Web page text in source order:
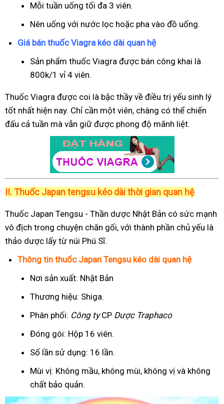
Mỗi tuần uống tối đa 3 viên.
Nên uống với nước lọc hoặc pha vào đồ uống.
Giá bán thuốc Viagra kéo dài quan hệ
Sản phẩm thuốc Viagra được bán công khai là
800k/1 vỉ 4 viên.
Thuốc Viagra được coi là bậc thầy về điều trị yếu sinh lý
tốt nhất hiện nay. Chỉ cần một viên, chàng có thể chiến
đấu cả tuần mà vẫn giữ được phong độ mãnh liệt.
II. Thuốc Japan tengsu kéo dài thời gian quan hệ
Thuốc Japan Tengsu - Thần dược Nhật Bản có sức mạnh
vô địch trong chuyện chăn gối, với thành phần chủ yếu là
thảo dược lấy từ núi Phú Sĩ.
Thông tin thuốc Japan Tengsu kéo dài quan hệ
Nơi sản xuất: Nhật Bản
Thương hiệu: Shiga.
Phân phối: Công tyCP Dược Traphaco
Đóng gói: Hộp 16 viên.
Số lần sử dụng: 16 lần.
Mùi vị: Không mầu, không mùi, không vị và không
chất bảo quản.